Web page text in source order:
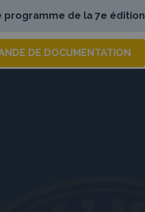
programme de la 7e édition
DE DOCUMENTATION